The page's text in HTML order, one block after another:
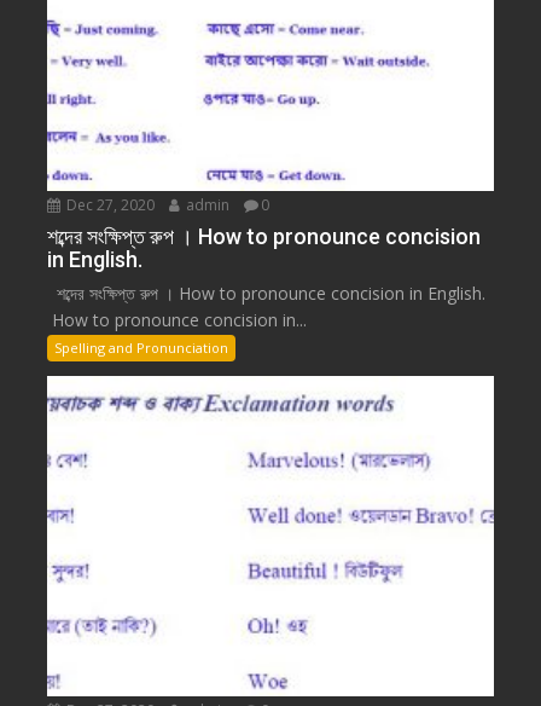
Dec 27, 2020 admin 0
শব্দের সংক্ষিপ্ত রুপ । How to pronounce concision
in English.
শব্দের সংক্ষিপ্ত রুপ । How to pronounce concision in English.
How to pronounce concision in...
Spelling and Pronunciation